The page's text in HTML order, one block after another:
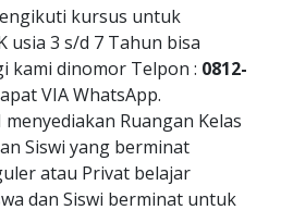
kursus untuk
usia 3 s/d 7 Tahun bisa
kami dinomor Telpon : 0812-
VIA WhatsApp.
Ruangan Kelas
Siswi yang berminat
atau Privat belajar
dan Siswi berminat untuk